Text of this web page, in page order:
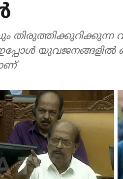
തിരുത്തിക്കുറിക്കുന്ന
യുവജനങ്ങളില്‍